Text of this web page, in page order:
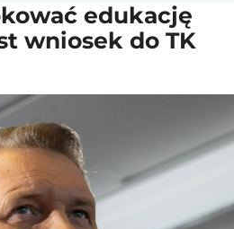
edukację
wniosek do TK